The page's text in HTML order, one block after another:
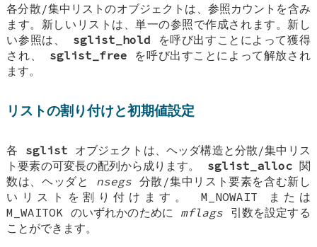
各分散/集中リストのオブジェクトは、参照カウントを含み
ます。新しいリストは、単一の参照で作成されます。新し
い参照は、 sglist_hold を呼び出すことによって獲得
され、 sglist_free を呼び出すことによって解放され
ます。
リストの割り付けと初期値設定
各 sglist オブジェクトは、ヘッダ構造と分散/集中リス
ト要素の可変長の配列から成ります。 sglist_alloc関
数は、ヘッダと nsegs分散/集中リスト要素を含む新し
いリストを割り付けます。 M_NOWAIT または
M_WAITOK のいずれかのために mflags 引数を設定する
ことができます。